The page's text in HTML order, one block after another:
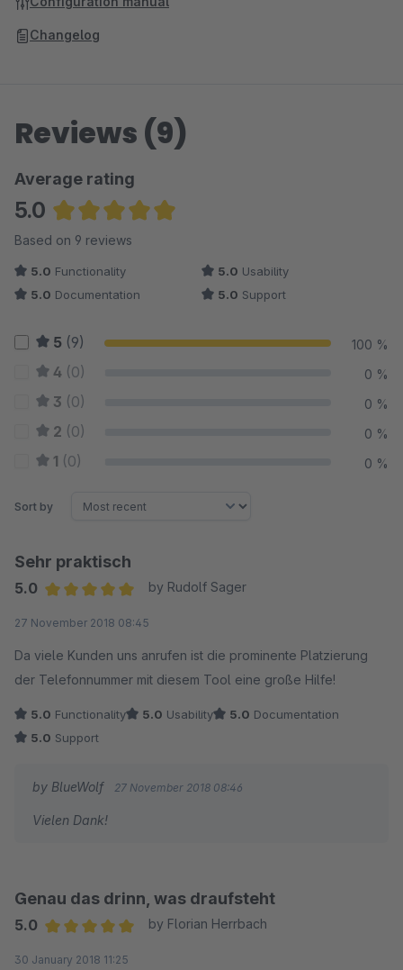
Changelog
Reviews (9)
Average rating
5.0
Average rating of 5 out of 5 stars
Based on 9 reviews
5.0 Functionality 5.0 Usability
5.0 Documentation 5.0 Support
5 (9) 100 %
4 (0) 0 %
3 (0) 0 %
2 (0) 0 %
1 (0) 0 %
Sort by
Sehr praktisch
5.0
by Rudolf Sager
27 November 2018 08:45
Da viele Kunden uns anrufen ist die prominente Platzierung
der Telefonnummer mit diesem Tool eine große Hilfe!
5.0 Functionality 5.0 Usability 5.0 Documentation
5.0 Support
by BlueWolf 27 November 2018 08:46
Vielen Dank!
Genau das drinn, was draufsteht
5.0
by Florian Herrbach
30 January 2018 11:25